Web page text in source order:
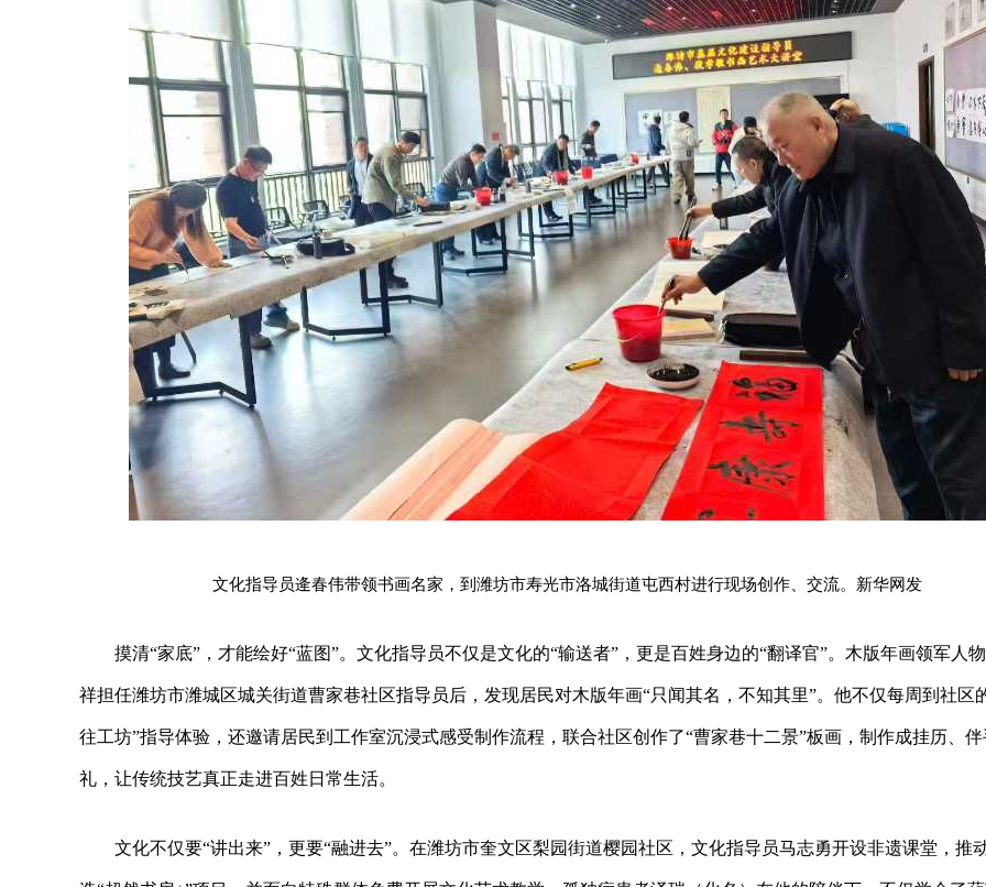
文化指导员逄春伟带领书画名家，到潍坊市寿光市洛城街道屯西村进行现场创作、交流。新华网发
摸清“家底”，才能绘好“蓝图”。文化指导员不仅是文化的“输送者”，更是百姓身边的“翻译官”。木版年画领军人
祥担任潍坊市潍城区城关街道曹家巷社区指导员后，发现居民对木版年画“只闻其名，不知其里”。他不仅每周到社区
往工坊”指导体验，还邀请居民到工作室沉浸式感受制作流程，联合社区创作了“曹家巷十二景”板画，制作成挂历、伴
礼，让传统技艺真正走进百姓日常生活。
文化不仅要“讲出来”，更要“融进去”。在潍坊市奎文区梨园街道樱园社区，文化指导员马志勇开设非遗课堂，推